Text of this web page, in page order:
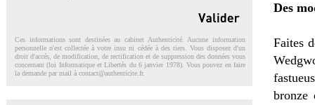
Ces informations sont destinées au cabinet Authenticité. Aucune information
personnelle n'est collectée à votre insu ni cédée à des tiers. Vous disposez d'un
droit d'accés, de modification, de rectification et de suppression des données vous
concernant (loi Informatique et Libertés du 6 janvier 1978). Vous pouvez en faire
la demande par mail à contact@authenticite.fr.
Des
Faites
bronze